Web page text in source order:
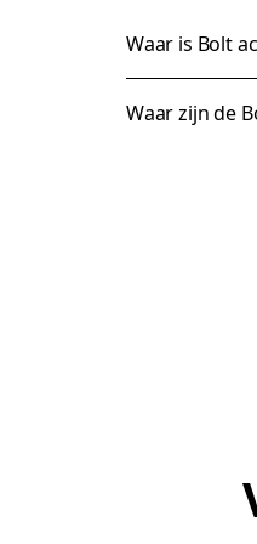
Waar is Bolt
Waar zijn de